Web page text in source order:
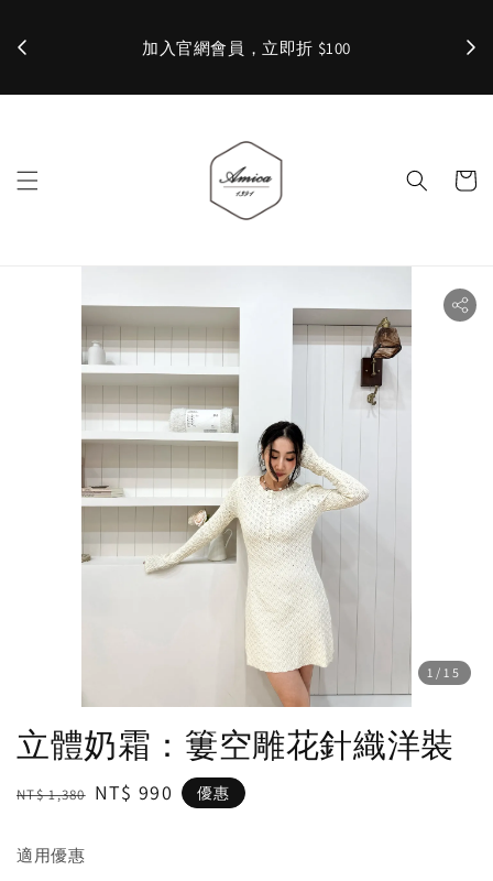
加入官網會員，立即折 $100 ✨
1 /15
立體奶霜：簍空雕花針織洋裝
Regular
NT$ 1,380 Sale
NT$ 990 優惠
適用優惠